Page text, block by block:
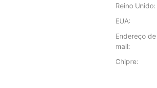
Reino Unido:
EUA:
Endereço
mail:
Chipre: